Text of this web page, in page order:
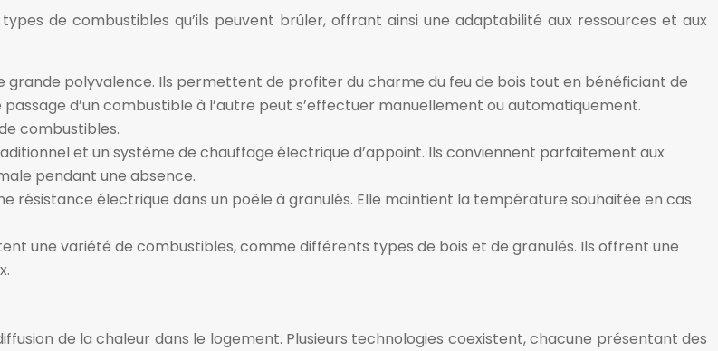
de combustibles qu’ils peuvent brûler, offrant ainsi une adaptabilité aux ressources et aux
grande polyvalence. Ils permettent de profiter du charme du feu de bois tout en bénéficiant de
d’un combustible à l’autre peut s’effectuer manuellement ou automatiquement.
combustibles.
et un système de chauffage électrique d’appoint. Ils conviennent parfaitement aux
pendant une absence.
résistance électrique dans un poêle à granulés. Elle maintient la température souhaitée en cas
une variété de combustibles, comme différents types de bois et de granulés. Ils offrent une
de la chaleur dans le logement. Plusieurs technologies coexistent, chacune présentant des